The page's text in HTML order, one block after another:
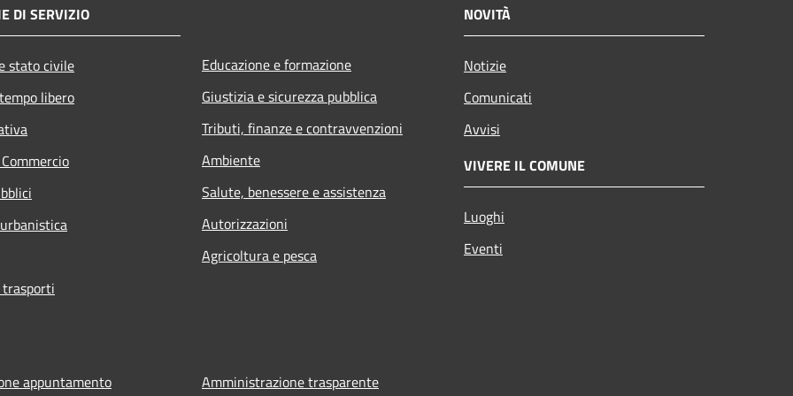
DI SERVIZIO
stato civile
libero
Educazione e formazione
Giustizia e sicurezza pubblica
Tributi, finanze e contravvenzioni
Ambiente
Salute, benessere e assistenza
Autorizzazioni
Agricoltura e pesca
NOVITÀ
Notizie
Comunicati
Avvisi
VIVERE IL COMUNE
Luoghi
Eventi
appuntamento Amministrazione trasparente